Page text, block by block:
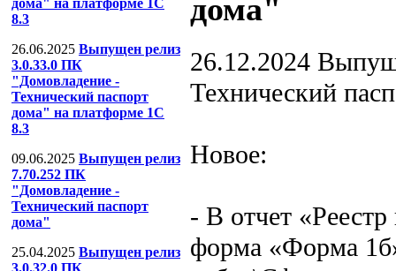
дома" на платформе 1С
8.3
26.06.2025 Выпущен релиз
3.0.33.0 ПК
"Домовладение -
Технический паспорт
дома" на платформе 1С
8.3
09.06.2025 Выпущен релиз
7.70.252 ПК
"Домовладение -
Технический паспорт
дома"
25.04.2025 Выпущен релиз
дома"
26.12.2024
Технический
Новое:
- В отчет
форма «Форма